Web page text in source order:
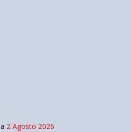
2 Agosto 2026